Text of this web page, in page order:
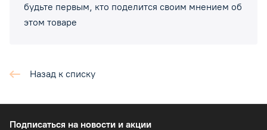
будьте первым, кто поделится своим мнением об
этом товаре
Назад к списку
Подписаться на новости и акции